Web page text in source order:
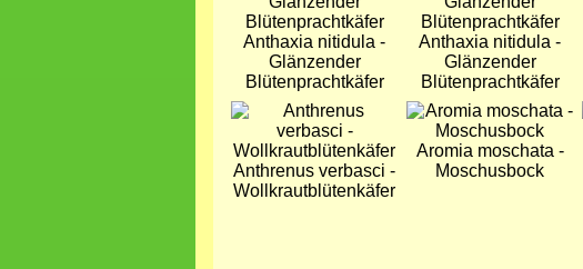
Anthaxia nitidula -
Glänzender
Blütenprachtkäfer
Anthaxia nitidula -
Glänzender
Blütenprachtkäfer
Bild
Anthrenus verbasci -
Wollkrautblütenkäfer
Bild
Aromia moschata -
Moschusbock